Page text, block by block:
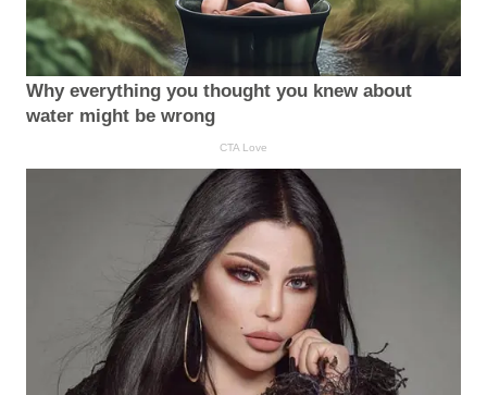
Why everything you thought you knew about
water might be wrong
CTA Love